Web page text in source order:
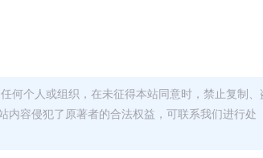
何个人或组织，在未征得本站同意时，禁止复制、
内容侵犯了原著者的合法权益，可联系我们进行处